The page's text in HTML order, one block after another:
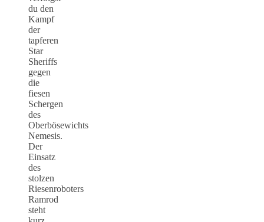
du den
Kampf
der
tapferen
Star
Sheriffs
gegen
die
fiesen
Schergen
des
Oberbösewichts
Nemesis.
Der
Einsatz
des
stolzen
Riesenroboters
Ramrod
steht